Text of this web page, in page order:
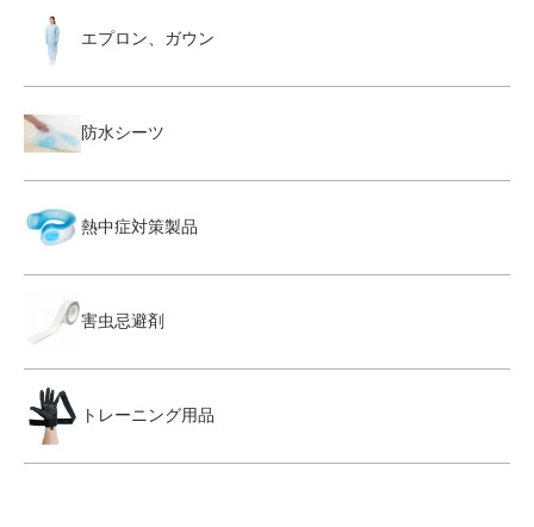
エプロン、ガウン
防水シーツ
熱中症対策製品
害虫忌避剤
トレーニング用品